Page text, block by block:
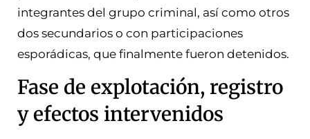
integrantes del grupo criminal, así como otros
dos secundarios o con participaciones
esporádicas, que finalmente fueron detenidos.
Fase de explotación, registro
y efectos intervenidos